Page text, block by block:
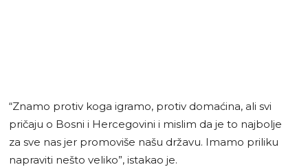
“Znamo protiv koga igramo, protiv domaćina, ali svi
pričaju o Bosni i Hercegovini i mislim da je to najbolje
za sve nas jer promoviše našu državu. Imamo priliku
napraviti nešto veliko”, istakao je.